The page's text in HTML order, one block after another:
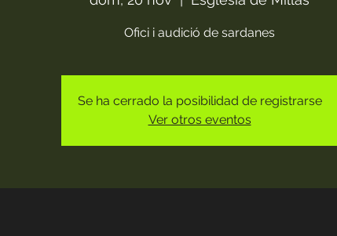
Ofici i audició de sardanes
Se ha cerrado la posibilidad de registrarse
Ver otros eventos